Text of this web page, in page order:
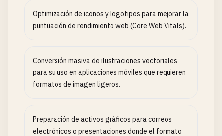
Optimización de iconos y logotipos para mejorar la
puntuación de rendimiento web (Core Web Vitals).
Conversión masiva de ilustraciones vectoriales
para su uso en aplicaciones móviles que requieren
formatos de imagen ligeros.
Preparación de activos gráficos para correos
electrónicos o presentaciones donde el formato